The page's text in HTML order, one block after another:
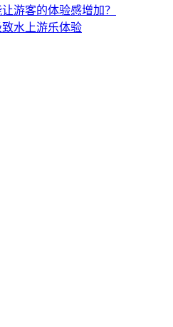
游客的体验感增加？
水上游乐体验